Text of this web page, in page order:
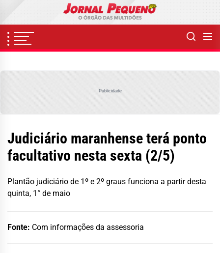
content
Publicidade
Judiciário maranhense terá ponto
facultativo nesta sexta (2/5)
Plantão judiciário de 1º e 2º graus funciona a partir desta
quinta, 1° de maio
Fonte: Com informações da assessoria